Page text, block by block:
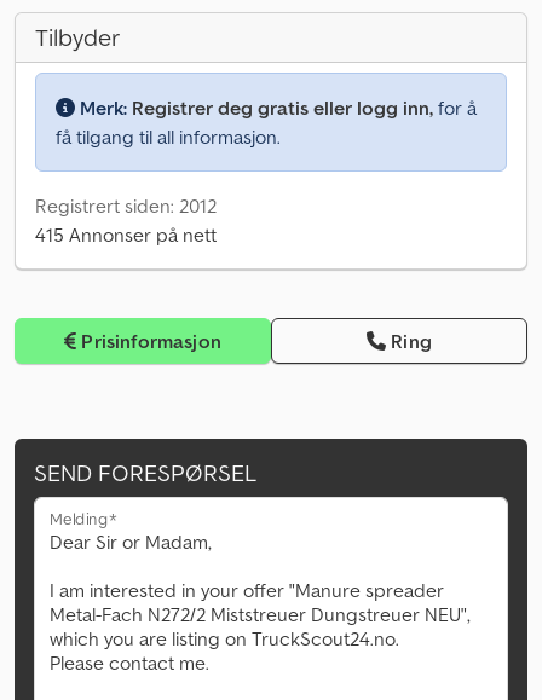
Tilbyder
Merk: Registrer deg gratis eller logg inn, for å
få tilgang til all informasjon.
Registrert siden: 2012
415 Annonser på nett
Prisinformasjon Ring
SEND FORESPØRSEL
Melding*